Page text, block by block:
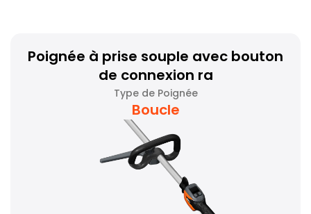
Poignée à prise souple avec bouton
de connexion ra
Type de Poignée
Boucle